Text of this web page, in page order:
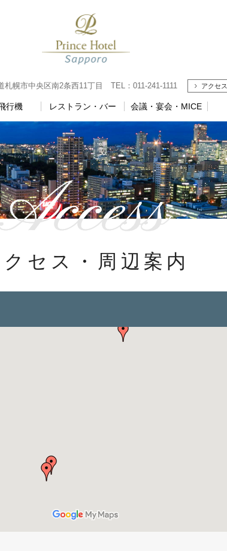
幌市中央区南2条西11丁目 TEL：011-241-1111 アクセス
行機 レストラン・バー 会議・宴会・MICE
セス・周辺案内